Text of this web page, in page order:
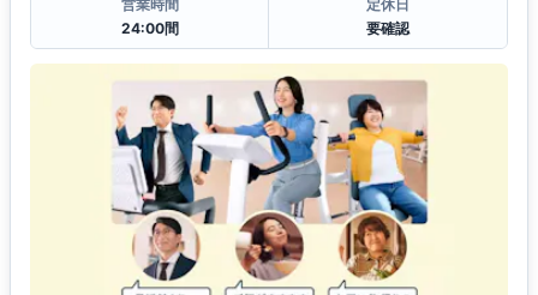
営業時間
24:00間
定休日
要確認